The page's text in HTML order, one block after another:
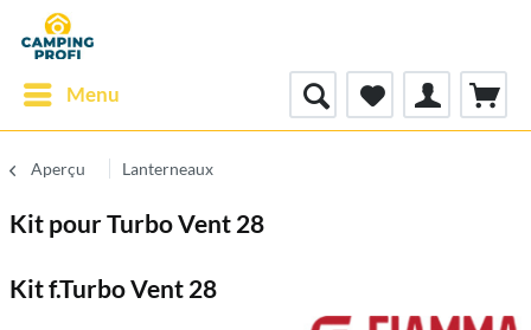
Menu
Aperçu Lanterneaux
Kit pour Turbo Vent 28
Kit f.Turbo Vent 28